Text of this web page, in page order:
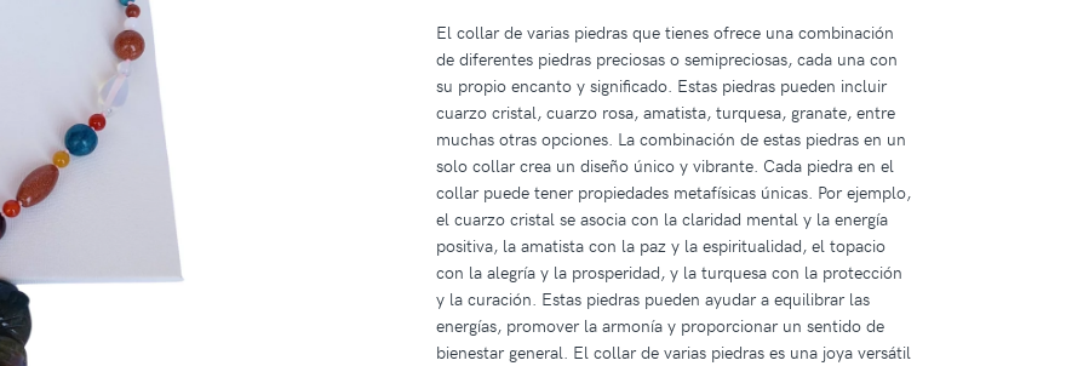
El collar de varias piedras que tienes ofrece una combinación
de diferentes piedras preciosas o semipreciosas, cada una con
su propio encanto y significado. Estas piedras pueden incluir
cuarzo cristal, cuarzo rosa, amatista, turquesa, granate, entre
muchas otras opciones. La combinación de estas piedras en un
solo collar crea un diseño único y vibrante. Cada piedra en el
collar puede tener propiedades metafísicas únicas. Por ejemplo,
el cuarzo cristal se asocia con la claridad mental y la energía
positiva, la amatista con la paz y la espiritualidad, el topacio
con la alegría y la prosperidad, y la turquesa con la protección
y la curación. Estas piedras pueden ayudar a equilibrar las
energías, promover la armonía y proporcionar un sentido de
bienestar general. El collar de varias piedras es una joya versátil